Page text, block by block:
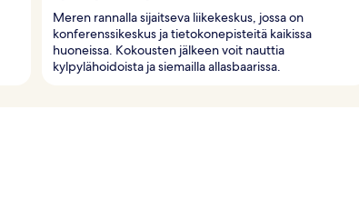
Meren rannalla sijaitseva liikekeskus, jossa on
konferenssikeskus ja tietokonepisteitä kaikissa
huoneissa. Kokousten jälkeen voit nauttia
kylpylähoidoista ja siemailla allasbaarissa.